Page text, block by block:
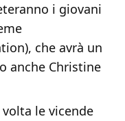
i giovani
che avrà un
anche Christine
le vicende